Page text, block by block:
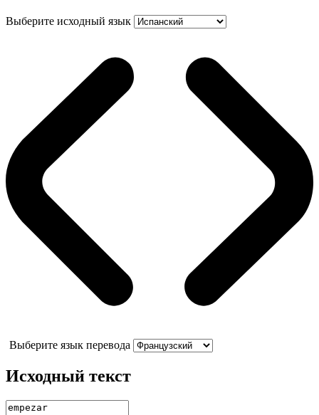
Выберите исходный язык
Выберите язык перевода
Исходный текст